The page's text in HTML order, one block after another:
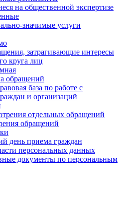
на общественной экспертизе
значимые услуги
затрагивающие интересы
круга лиц
обращений
база по работе с
и организаций
отдельных обращений
обращений
день приема граждан
персональных данных
документы по персональным